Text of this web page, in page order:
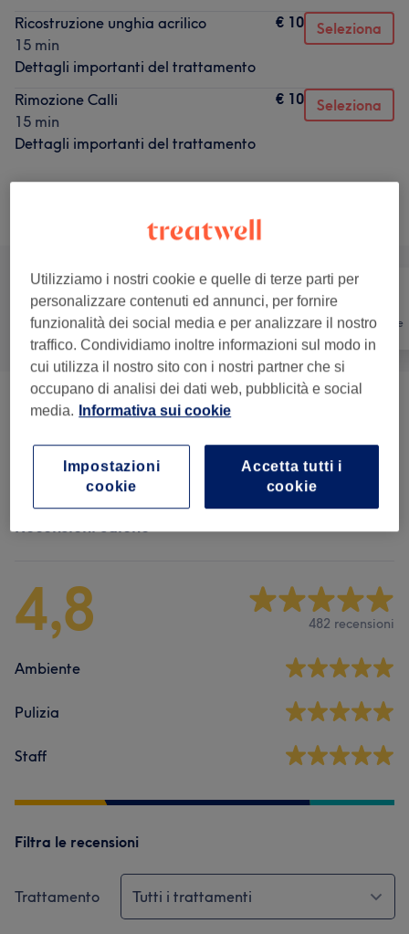
Ricostruzione unghia acrilico
15 min
Dettagli importanti del trattamento
€ 10 Seleziona
Rimozione Calli
15 min
Dettagli importanti del trattamento
€ 10 Seleziona
Sfoglia la lista dei servizi
Tutti Unghie Depilazione
Manicure E Trattamenti Mani (23
Recensioni salone
4,8 482 recensioni
Ambiente
Pulizia
Staff
Filtra le recensioni
Trattamento Tutti i trattamenti
Utilizziamo i nostri cookie e quelle di terze parti per
personalizzare contenuti ed annunci, per fornire
funzionalità dei social media e per analizzare il nostro
traffico. Condividiamo inoltre informazioni sul modo in
cui utilizza il nostro sito con i nostri partner che si
occupano di analisi dei dati web, pubblicità e social
media. Informativa sui cookie
Accetta tutti i
cookie
Impostazioni
cookie